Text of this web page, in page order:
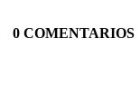
0 COMENTARIOS